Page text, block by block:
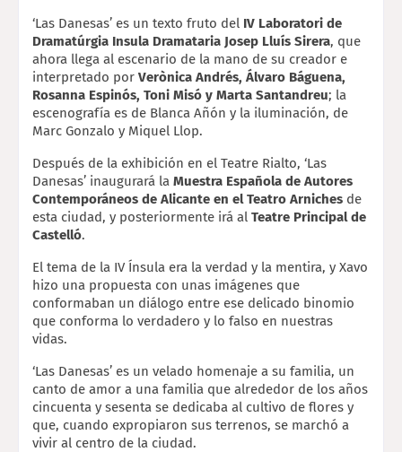
‘Las Danesas’ es un texto fruto del IV Laboratori de
Dramatúrgia Insula Dramataria Josep Lluís Sirera, que
ahora llega al escenario de la mano de su creador e
interpretado por Verònica Andrés, Álvaro Báguena,
Rosanna Espinós, Toni Misó y Marta Santandreu; la
escenografía es de Blanca Añón y la iluminación, de
Marc Gonzalo y Miquel Llop.
Después de la exhibición en el Teatre Rialto, ‘Las
Danesas’ inaugurará la Muestra Española de Autores
Contemporáneos de Alicante en el Teatro Arniches de
esta ciudad, y posteriormente irá al Teatre Principal de
Castelló.
El tema de la IV Ínsula era la verdad y la mentira, y Xavo
hizo una propuesta con unas imágenes que
conformaban un diálogo entre ese delicado binomio
que conforma lo verdadero y lo falso en nuestras
vidas.
‘Las Danesas’ es un velado homenaje a su familia, un
canto de amor a una familia que alrededor de los años
cincuenta y sesenta se dedicaba al cultivo de flores y
que, cuando expropiaron sus terrenos, se marchó a
vivir al centro de la ciudad.